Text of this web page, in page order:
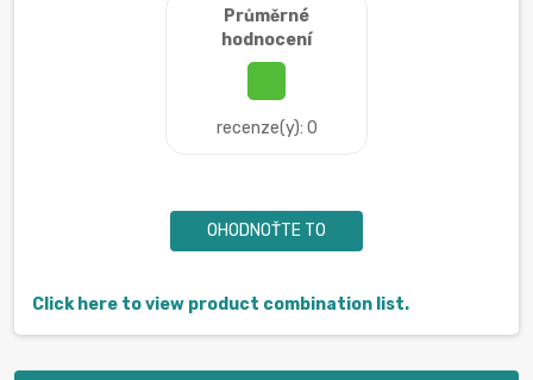
Průměrné
hodnocení
recenze(y): 0
OHODNOŤTE TO
Click here to view product combination list.